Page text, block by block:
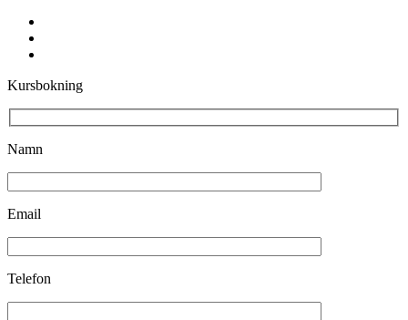
Kursbokning
Namn
Email
Telefon